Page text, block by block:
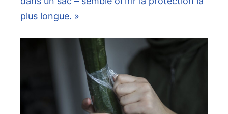
plus longue. »